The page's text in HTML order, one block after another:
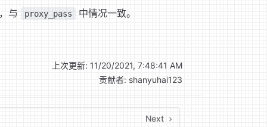
与 proxy_pass 中情况一致。
上次更新: 11/20/2021, 7:48:41 AM
贡献者: shanyuhai123
Next